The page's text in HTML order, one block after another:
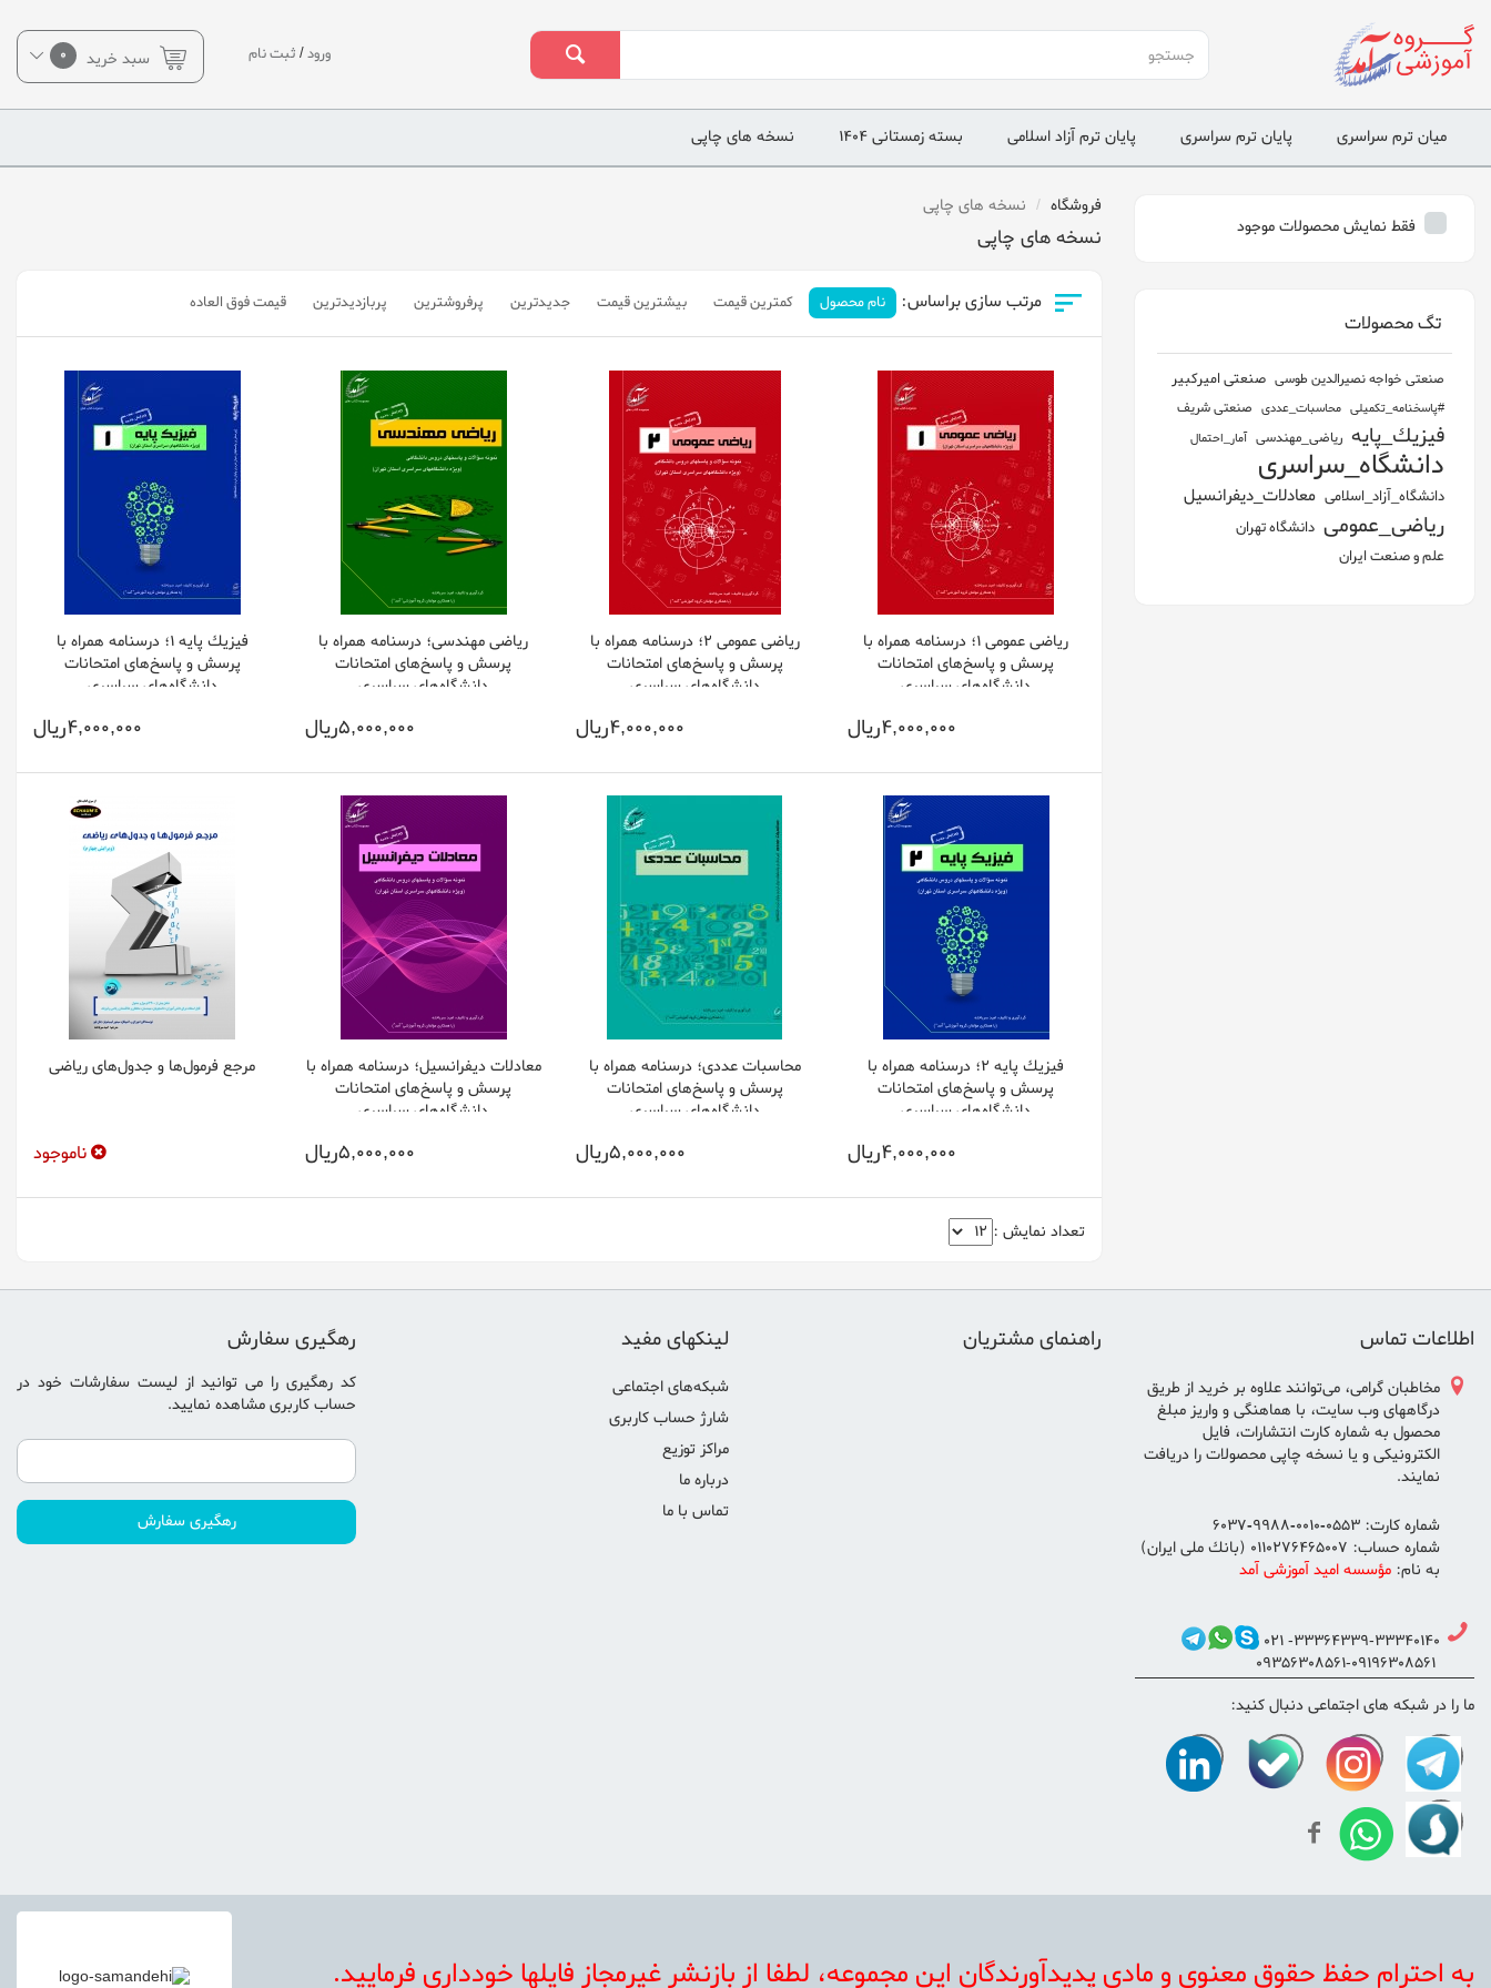
سبد خرید 0 ورود/ ثبت نام
ميان ترم سراسری پايان ترم سراسری پايان ترم آزاد اسلامی بسته زمستانی 1404 نسخه های چاپی
فقط نمایش محصولات موجود
تگ محصولات
صنعتی خواجه نصيرالدين طوسی صنعتی اميركبير
#پاسخنامه_تكميلی محاسبات_عددی صنعتی شريف
فيزيك_پايه رياضی_مهندسی آمار_احتمال
دانشگاه_سراسری
دانشگاه_آزاد_اسلامی معادلات_ديفرانسيل
رياضی_عمومی دانشگاه تهران
علم و صنعت ايران
فروشگاه نسخه های چاپی
نسخه های چاپی
مرتب سازی براساس: نام محصول کمترین قیمت بیشترین قیمت جدیدترین پرفروشترین پربازدیدترین قیمت فوق العاده
رياضی عمومی 1؛ درسنامه همراه با
پرسش و پاسخ‌های امتحانات
دانشگاه‌های سراسری
4,000,000ريال
رياضی عمومی 2؛ درسنامه همراه با
پرسش و پاسخ‌های امتحانات
دانشگاه‌های سراسری
4,000,000ريال
رياضی مهندسی؛ درسنامه همراه با
پرسش و پاسخ‌های امتحانات
دانشگاه‌های سراسری
5,000,000ريال
فيزيك پايه 1؛ درسنامه همراه با
پرسش و پاسخ‌های امتحانات
دانشگاه‌های سراسری
4,000,000ريال
فيزيك پايه 2؛ درسنامه همراه با
پرسش و پاسخ‌های امتحانات
دانشگاه‌های سراسری
4,000,000ريال
محاسبات عددی؛ درسنامه همراه با
پرسش و پاسخ‌های امتحانات
دانشگاه‌های سراسری
5,000,000ريال
معادلات ديفرانسيل؛ درسنامه همراه با
پرسش و پاسخ‌های امتحانات
دانشگاه‌های سراسری
5,000,000ريال
مرجع فرمول‌ها و جدول‌های رياضی
ناموجود
تعداد نمایش :
اطلاعات تماس
مخاطبان گرامی، می‌توانند علاوه بر خريد از طريق
درگاههای وب سايت، با هماهنگی و واريز مبلغ
محصول به شماره كارت انتشارات، فايل
الكترونيكی و يا نسخه چاپی محصولات را دريافت
نمايند.
شماره كارت: 0553-0010-9988-6037
شماره حساب: 0110276465007 (بانك ملی ايران)
به نام: مؤسسه اميد آموزشی آمد
33364339-33340140- 021
09356308561-09196308561
ما را در شبکه های اجتماعی دنبال کنید:
راهنمای مشتریان لینکهای مفید
شبكه‌های اجتماع‍ی
شارژ حساب کاربری
مراكز توزيع
درباره ما
تماس با ما
رهگیری سفارش
کد رهگیری را می توانید ازلیست سفارشات خود در
حساب کاربریمشاهده نمایید.
به احترام حفظ حقوق معنوی و مادی پديدآورندگان اين مجموعه، لطفا از بازنشر غيرمجاز فايلها خودداری فرماييد.